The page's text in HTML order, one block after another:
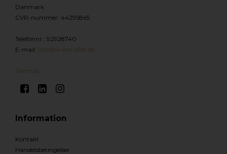
Danmark
CVR-nummer: 44295865
Telefonnr. : 92928740
E-mail: Info@wateroflife.dk
Sitemap
Information
Kontakt
Handelsbetingelser